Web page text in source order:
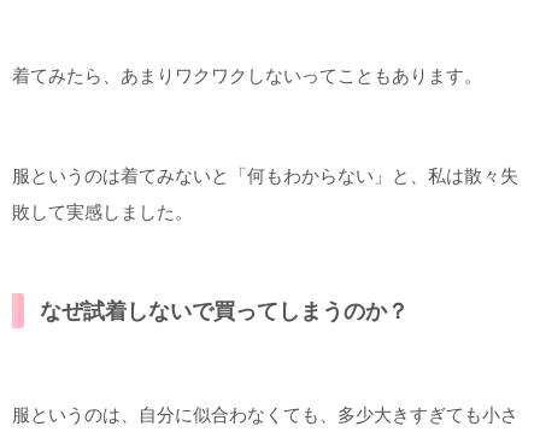
着てみたら、あまりワクワクしないってこともあります。
服というのは着てみないと「何もわからない」と、私は散々失
敗して実感しました。
なぜ試着しないで買ってしまうのか？
服というのは、自分に似合わなくても、多少大きすぎても小さ